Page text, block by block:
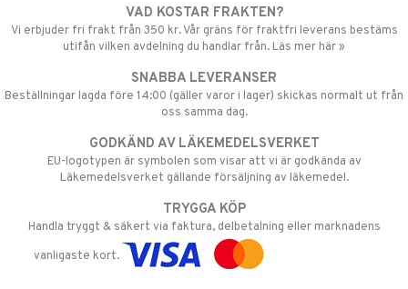
VAD KOSTAR FRAKTEN?
Vi erbjuder fri frakt från 350 kr. Vår gräns för fraktfri leverans bestäms
utifån vilken avdelning du handlar från. Läs mer här »
SNABBA LEVERANSER
Beställningar lagda före 14:00 (gäller varor i lager) skickas normalt ut från
oss samma dag.
GODKÄND AV LÄKEMEDELSVERKET
EU-logotypen är symbolen som visar att vi är godkända av
Läkemedelsverket gällande försäljning av läkemedel.
TRYGGA KÖP
Handla tryggt & säkert via faktura, delbetalning eller marknadens
vanligaste kort.